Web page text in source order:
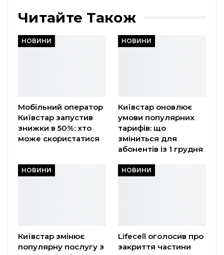
Читайте Також
НОВИНИ
Мобільний оператор
Київстар запустив
знижки в 50%: хто
може скористатися
НОВИНИ
Київстар оновлює
умови популярних
тарифів: що
зміниться для
абонентів із 1 грудня
НОВИНИ
Київстар змінює
популярну послугу з
НОВИНИ
Lifecell оголосив про
закриття частини